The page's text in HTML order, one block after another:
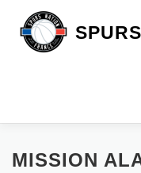
contenu
DEVENIR MEMBRE
MISSION